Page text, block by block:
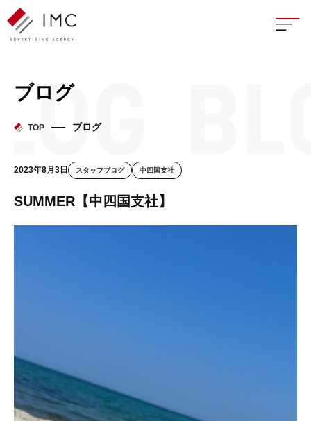
座談
ブログ
TOP ブログ
2023年8月3日 スタッフブログ 中四国支社
SUMMER【中四国支社】